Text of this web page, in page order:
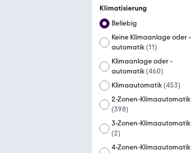
Klimatisierung
Beliebig
Keine Klimaanlage oder -
automatik(11)
Klimaanlage oder -
automatik(460)
Klimaautomatik(453)
2-Zonen-Klimaautomatik
(398)
3-Zonen-Klimaautomatik
(2)
4-Zonen-Klimaautomatik